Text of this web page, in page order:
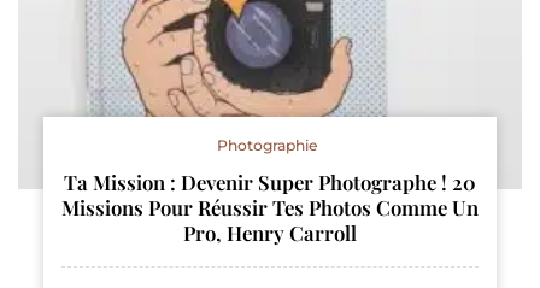
Photographie
Ta Mission : Devenir Super Photographe ! 20
Missions Pour Réussir Tes Photos Comme Un
Pro, Henry Carroll